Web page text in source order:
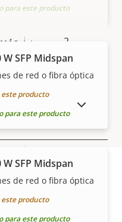
2
orientation
1920x1080
para este producto
W SFP Midspan
de red o fibra óptica
producto
para este producto
W SFP Midspan
de red o fibra óptica
producto
para este producto